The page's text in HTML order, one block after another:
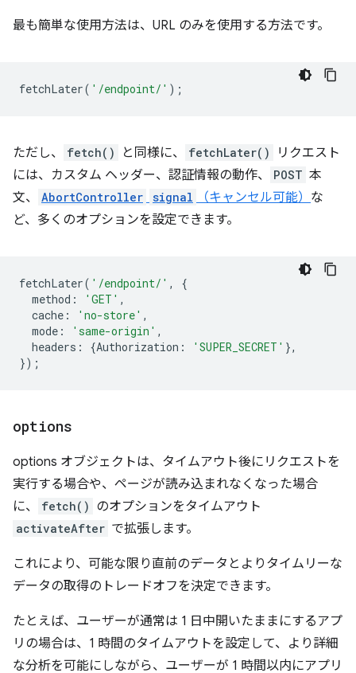
最も簡単な使用方法は、URL のみを使用する方法です。
fetchLater( '/endpoint/' );
ただし、 fetch() と同様に、 fetchLater()
リクエスト
には、カスタム ヘッダー、認証情報の動作、
POST 本
文、
AbortController signal （キャンセル可能） な
ど、多くのオプションを設定できます。
fetchLater( '/endpoint/' ,
{
method : 'GET' ,
cache : 'no-store' ,
mode : 'same-origin' ,
headers : {Authorization : 'SUPER_SECRET' },
});
options
options オブジェクトは、タイムアウト後にリクエストを
実行する場合や、ページが読み込まれなくなった場合
に、
fetch() のオプションをタイムアウト
activateAfter で拡張します。
これにより、可能な限り直前のデータとよりタイムリーな
データの取得のトレードオフを決定できます。
たとえば、ユーザーが通常は 1 日中開いたままにするアプ
リの場合は、1 時間のタイムアウトを設定して、より詳細
な分析を可能にしながら、ユーザーが 1 時間以内にアプリ